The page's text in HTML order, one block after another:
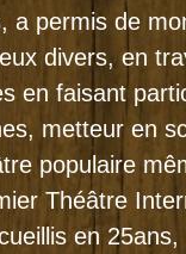
a permis de
divers, en
en faisant
metteur en
populaire
Théâtre
en